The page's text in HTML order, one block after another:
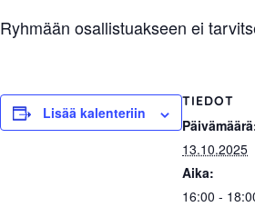
Ryhmään osallistuakseen ei
Lisää kalenteriin
TIEDOT
13.10.2025
Aika:
16:00 -